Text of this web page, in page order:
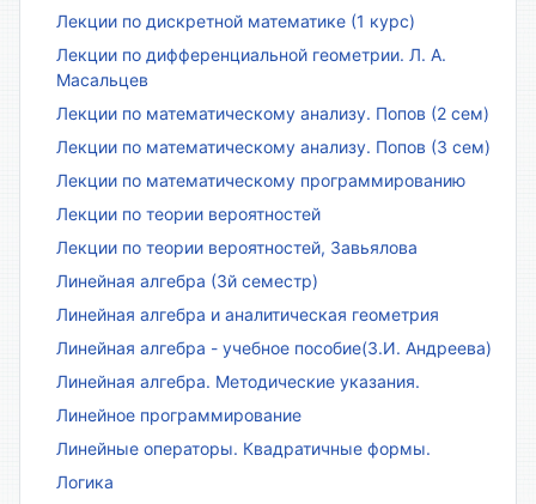
Лекции по дискретной математике (1 курс)
Лекции по дифференциальной геометрии. Л. А.
Масальцев
Лекции по математическому анализу. Попов (2 сем)
Лекции по математическому анализу. Попов (3 сем)
Лекции по математическому программированию
Лекции по теории вероятностей
Лекции по теории вероятностей, Завьялова
Линейная алгебра (3й семестр)
Линейная алгебра и аналитическая геометрия
Линейная алгебра - учебное пособие(З.И. Андреева)
Линейная алгебра. Методические указания.
Линейное программирование
Линейные операторы. Квадратичные формы.
Логика